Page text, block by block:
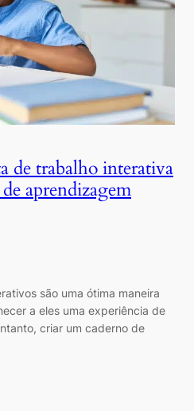
de trabalho interativa
aprendizagem
são uma ótima maneira
a eles uma experiência de
criar um caderno de